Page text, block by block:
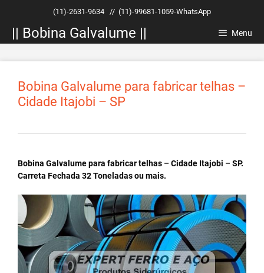
conteúdo
(11)-2631-9634 // (11)-99681-1059-WhatsApp
|| Bobina Galvalume || Menu
Bobina Galvalume para fabricar telhas –
Cidade Itajobi – SP
Bobina Galvalume para fabricar telhas – Cidade Itajobi – SP.
Carreta Fechada 32 Toneladas ou mais.